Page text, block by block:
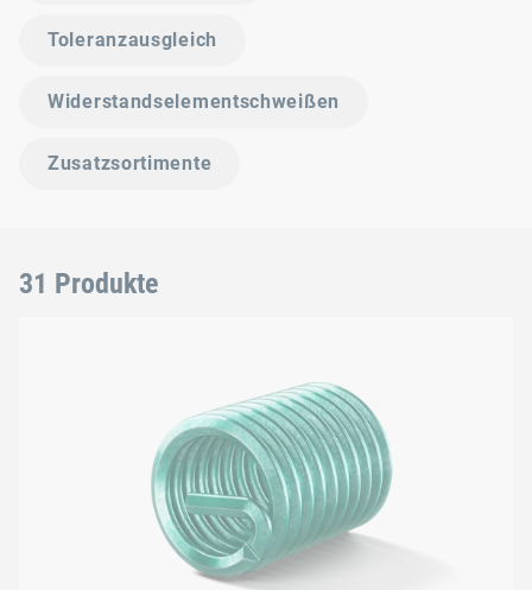
Toleranzausgleich
Widerstandselementschweißen
Zusatzsortimente
31 Produkte